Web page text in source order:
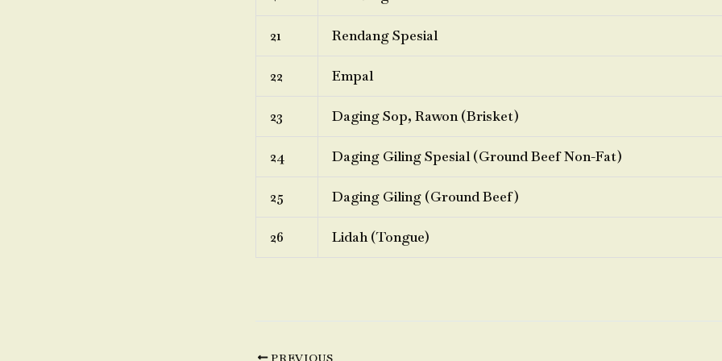
21 Rendang Spesial
22 Empal
23 Daging Sop, Rawon (Brisket)
24 Daging Giling Spesial (Ground Beef Non-Fat)
25 Daging Giling (Ground Beef)
26 Lidah (Tongue)
PREVIOUS